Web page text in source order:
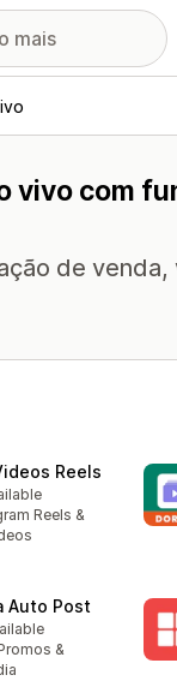
vivo com
de venda,
Reels
Reels &
Auto Post
&